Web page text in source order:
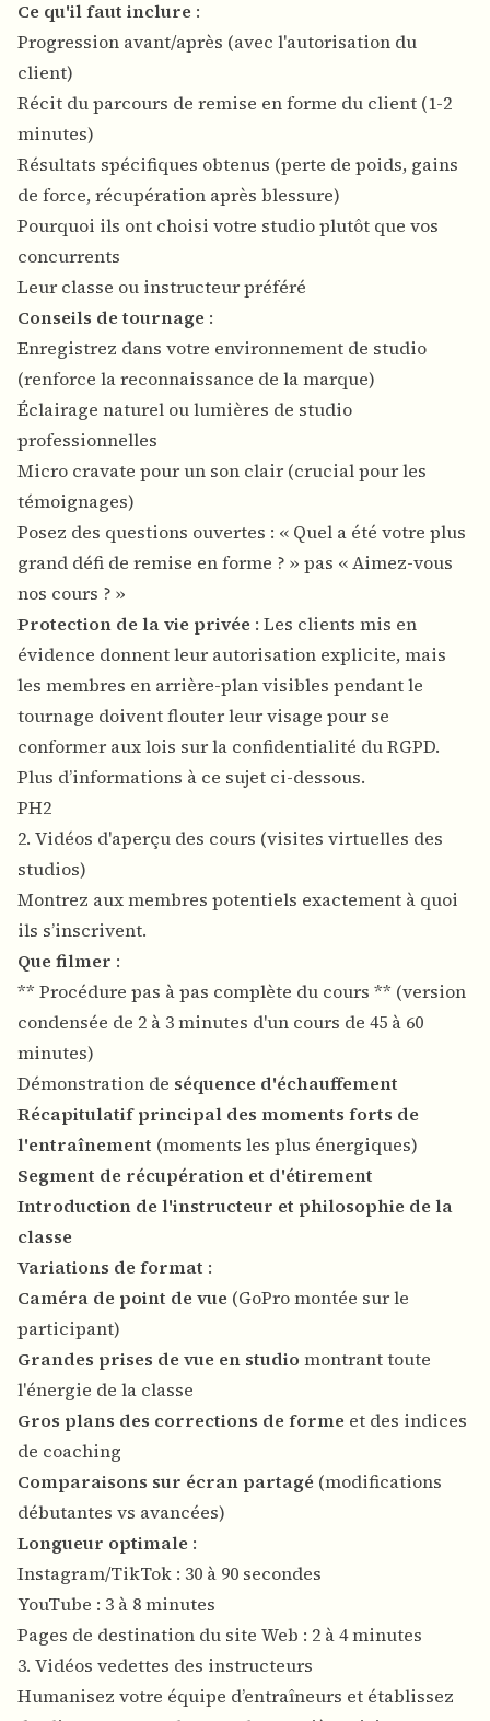
Ce qu'il faut inclure :
Progression avant/après (avec l'autorisation du
client)
Récit du parcours de remise en forme du client (1-2
minutes)
Résultats spécifiques obtenus (perte de poids, gains
de force, récupération après blessure)
Pourquoi ils ont choisi votre studio plutôt que vos
concurrents
Leur classe ou instructeur préféré
Conseils de tournage :
Enregistrez dans votre environnement de studio
(renforce la reconnaissance de la marque)
Éclairage naturel ou lumières de studio
professionnelles
Micro cravate pour un son clair (crucial pour les
témoignages)
Posez des questions ouvertes : « Quel a été votre plus
grand défi de remise en forme ? » pas « Aimez-vous
nos cours ? »
Protection de la vie privée : Les clients mis en
évidence donnent leur autorisation explicite, mais
les membres en arrière-plan visibles pendant le
tournage doivent flouter leur visage pour se
conformer aux lois sur la confidentialité du RGPD.
Plus d’informations à ce sujet ci-dessous.
PH2
2. Vidéos d'aperçu des cours (visites virtuelles des
studios)
Montrez aux membres potentiels exactement à quoi
ils s’inscrivent.
Que filmer :
** Procédure pas à pas complète du cours ** (version
condensée de 2 à 3 minutes d'un cours de 45 à 60
minutes)
Démonstration de séquence d'échauffement
Récapitulatif principal des moments forts de
l'entraînement (moments les plus énergiques)
Segment de récupération et d'étirement
Introduction de l'instructeur et philosophie de la
classe
Variations de format :
Caméra de point de vue (GoPro montée sur le
participant)
Grandes prises de vue en studio montrant toute
l'énergie de la classe
Gros plans des corrections de forme et des indices
de coaching
Comparaisons sur écran partagé (modifications
débutantes vs avancées)
Longueur optimale :
Instagram/TikTok : 30 à 90 secondes
YouTube : 3 à 8 minutes
Pages de destination du site Web : 2 à 4 minutes
3. Vidéos vedettes des instructeurs
Humanisez votre équipe d’entraîneurs et établissez